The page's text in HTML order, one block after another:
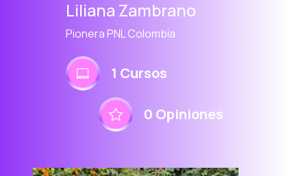
Liliana Zambrano
Pionera PNL Colombia
1 Cursos
0 Opiniones